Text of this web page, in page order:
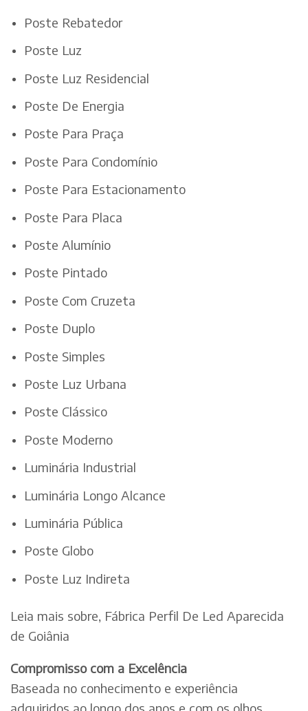
Poste Rebatedor
Poste Luz
Poste Luz Residencial
Poste De Energia
Poste Para Praça
Poste Para Condomínio
Poste Para Estacionamento
Poste Para Placa
Poste Alumínio
Poste Pintado
Poste Com Cruzeta
Poste Duplo
Poste Simples
Poste Luz Urbana
Poste Clássico
Poste Moderno
Luminária Industrial
Luminária Longo Alcance
Luminária Pública
Poste Globo
Poste Luz Indireta
Leia mais sobre, Fábrica Perfil De Led Aparecida
de Goiânia
Compromisso com a Excelência
Baseada no conhecimento e experiência